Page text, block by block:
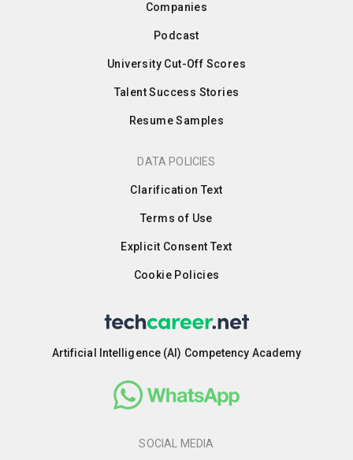
Companies
Podcast
University Cut-Off Scores
Talent Success Stories
Resume Samples
DATA POLICIES
Clarification Text
Terms of Use
Explicit Consent Text
Cookie Policies
Artificial Intelligence (AI) Competency Academy
SOCIAL MEDIA